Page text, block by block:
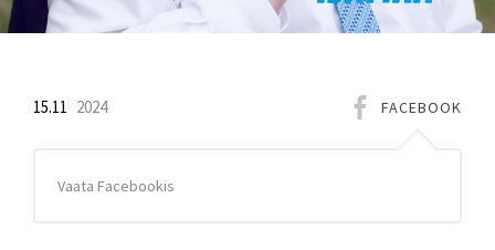
FACEBOOK
15.11 2024
Vaata Facebookis